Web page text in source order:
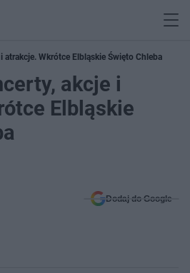
atrakcje. Wkrótce Elbląskie Święto Chleba
akcje i
Elbląskie
Dodaj do Google